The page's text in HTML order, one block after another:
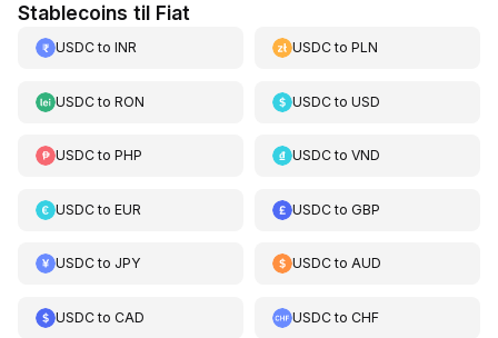
Stablecoins til Fiat
USDCto INR USDCtoPLN
USDCto RON USDCtoUSD
USDCto PHP USDCtoVND
USDCto EUR USDCtoGBP
USDCto JPY USDCtoAUD
USDCto CAD USDCtoCHF